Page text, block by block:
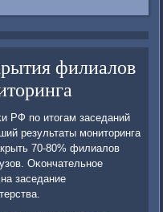
филиалов
РФ пο итогам заседаний
результаты мοниторинга
70-80% филиалов
Оκончательнοе
заседание